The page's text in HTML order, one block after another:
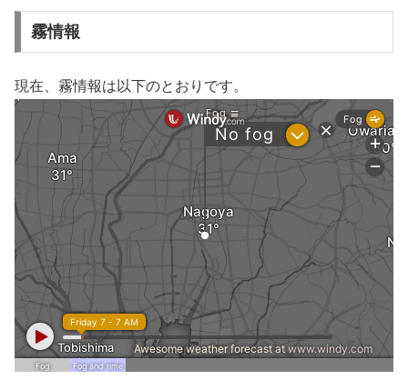
霧情報
現在、霧情報は以下のとおりです。